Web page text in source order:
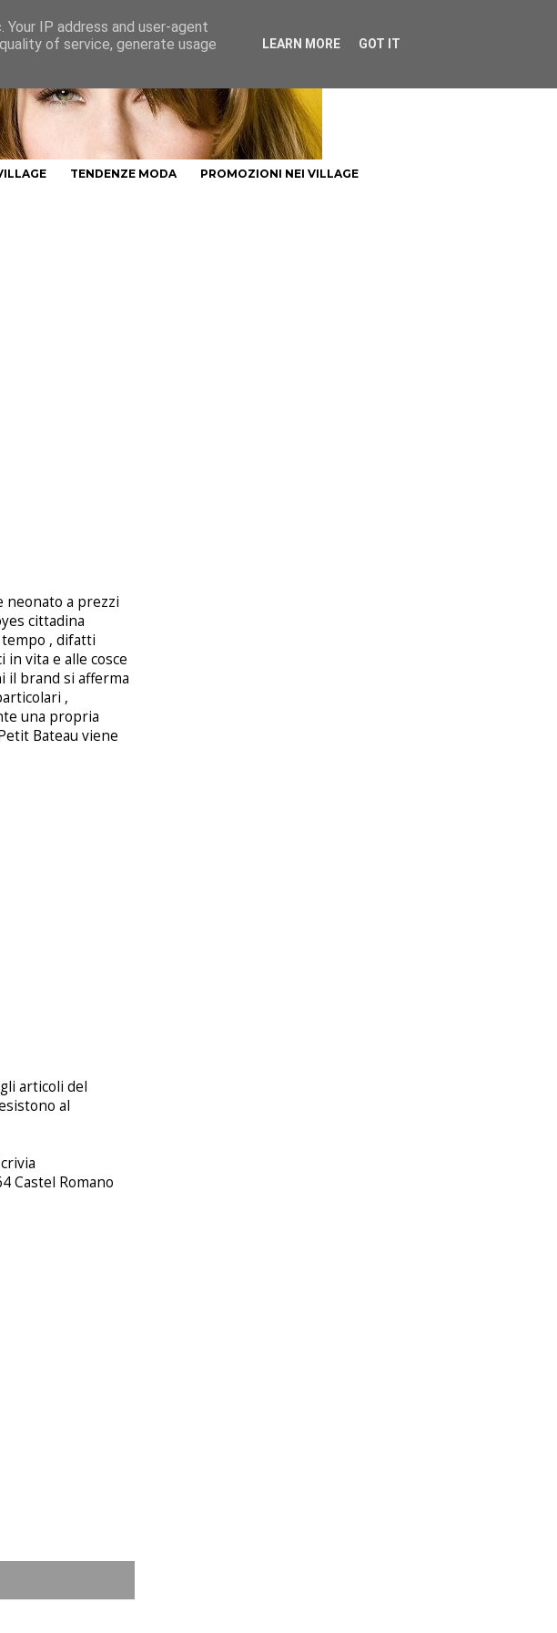
TENDENZE MODA
PROMOZIONI NEI VILLAGE
neonato a prezzi
cittadina
, difatti
vita e alle cosce
il brand si afferma
,
una propria
Bateau viene
articoli del
al
Castel Romano
IP address and user-agent
of service, generate usage
LEARN MORE GOT IT